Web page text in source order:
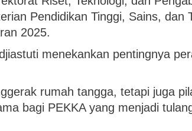
Pendidikan Tinggi, Sains, dan
2025.
menekankan pentingnya
rumah tangga, tetapi juga
bagi PEKKA yang menjadi